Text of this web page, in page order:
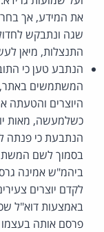
את המידע, אך
שגה ונתבקש
התנצלות, מיאן
הנתבע טען כי
המשתמשים באתר,
היוצרים והטעתה
כשלמעשה, מאות
הנתבעת כי פנתה
בסמוך לשם
ביהמ"ש אמינה
לקדם יוצרים
באמצעות דוא"ל
פרסם אותה בעצמו